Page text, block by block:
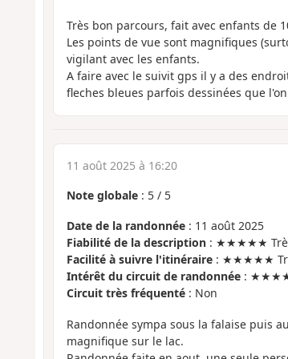
Très bon parcours, fait avec enfants de
Les points de vue sont magnifiques
vigilant avec les enfants.
A faire avec le suivit gps il y a des
fleches bleues parfois dessinées que
11 août 2025 à 16:20
Note globale: 5/ 5
Date de la randonnée: 11 août 2025
Fiabilité de la description: ★★★★★
Facilité à suivre l'itinéraire: ★★★★★
Intérêt du circuit de randonnée:
Circuit très fréquenté: Non
Randonnée sympa sous la falaise puis
magnifique sur le lac.